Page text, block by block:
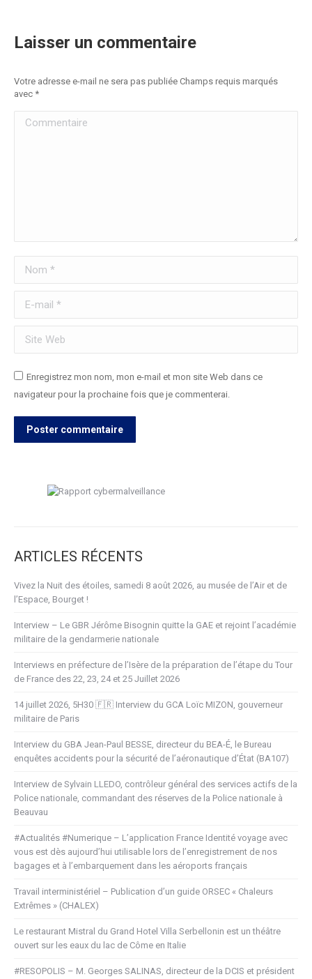
Laisser un commentaire
Votre adresse e-mail ne sera pas publiée Champs requis marqués
avec *
Commentaire
Nom *
E-mail *
Site Web
Enregistrez mon nom, mon e-mail et mon site Web dans ce
navigateur pour la prochaine fois que je commenterai.
Poster commentaire
ARTICLES RÉCENTS
Vivez la Nuit des étoiles, samedi 8 août 2026, au musée de l’Air et de
l’Espace, Bourget !
Interview – Le GBR Jérôme Bisognin quitte la GAE et rejoint l’académie
militaire de la gendarmerie nationale
Interviews en préfecture de l’Isère de la préparation de l’étape du Tour
de France des 22, 23, 24 et 25 Juillet 2026
14 juillet 2026, 5H30 🇫🇷 Interview du GCA Loïc MIZON, gouverneur
militaire de Paris
Interview du GBA Jean-Paul BESSE, directeur du BEA-É, le Bureau
enquêtes accidents pour la sécurité de l’aéronautique d’État (BA107)
Interview de Sylvain LLEDO, contrôleur général des services actifs de la
Police nationale, commandant des réserves de la Police nationale à
Beauvau
#Actualités #Numerique – L’application France Identité voyage avec
vous est dès aujourd’hui utilisable lors de l’enregistrement de nos
bagages et à l’embarquement dans les aéroports français
Travail interministériel – Publication d’un guide ORSEC « Chaleurs
Extrêmes » (CHALEX)
Le restaurant Mistral du Grand Hotel Villa Serbellonin est un théâtre
ouvert sur les eaux du lac de Côme en Italie
#RESOPOLIS – M. Georges SALINAS, directeur de la DCIS et président